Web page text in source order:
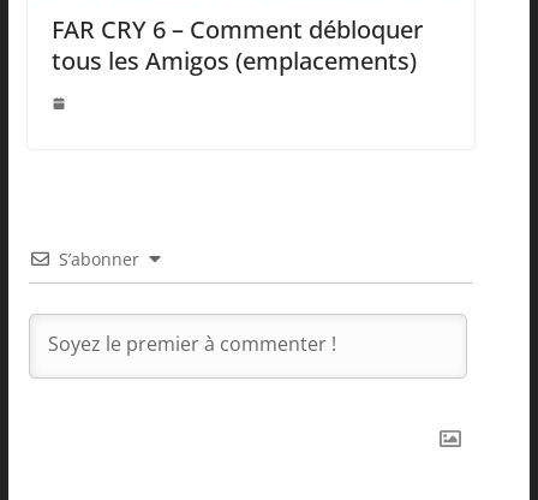
FAR CRY 6 – Comment débloquer
tous les Amigos (emplacements)
S’abonner